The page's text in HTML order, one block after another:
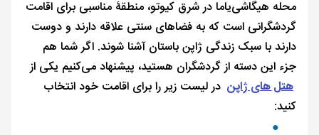
محله هیگاشی‌یاما در شرق کیوتو، منطقۀ مناسبی برای اقامت
گردشگرانی است که به فضاهای سنتی علاقه دارند و دوست
دارند با سبک زندگی ژاپن باستان آشنا شوند. اگر شما هم
جزء این دسته از گردشگران هستید، پیشنهاد می‌کنیم یکی از
هتل‌ های ژاپن در لیست زیر را برای اقامت خود انتخاب
کنید: